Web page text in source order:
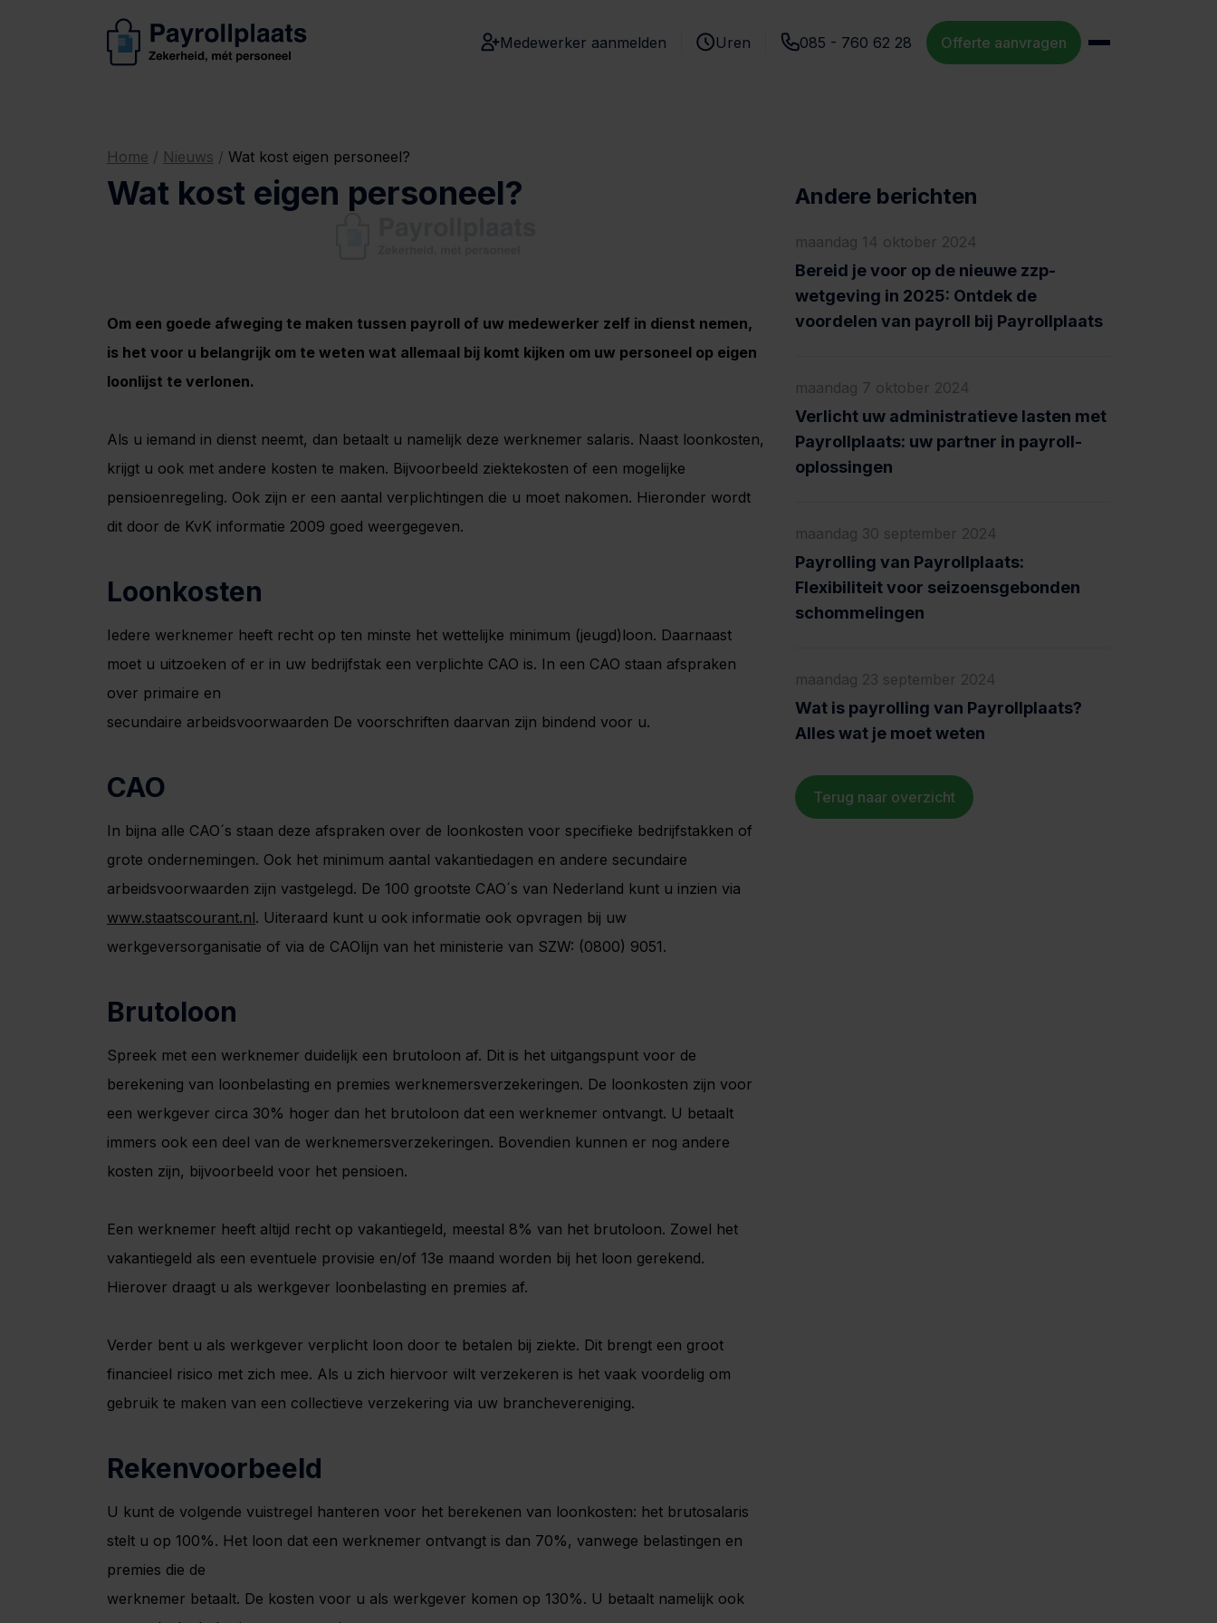
Medewerker aanmelden Uren 085 - 760 62 28 Offerte aanvragen
Home / Nieuws / Wat kost eigen personeel?
Wat kost eigen personeel?
Om een goede afweging te maken tussen payroll of uw medewerker zelf in dienst nemen,
is het voor u belangrijk om te weten wat allemaal bij komt kijken om uw personeel op eigen
loonlijst te verlonen.
Als u iemand in dienst neemt, dan betaalt u namelijk deze werknemer salaris. Naast loonkosten,
krijgt u ook met andere kosten te maken. Bijvoorbeeld ziektekosten of een mogelijke
pensioenregeling. Ook zijn er een aantal verplichtingen die u moet nakomen. Hieronder wordt
dit door de KvK informatie 2009 goed weergegeven.
Loonkosten
Iedere werknemer heeft recht op ten minste het wettelijke minimum (jeugd)loon. Daarnaast
moet u uitzoeken of er in uw bedrijfstak een verplichte CAO is. In een CAO staan afspraken
over primaire en
secundaire arbeidsvoorwaarden De voorschriften daarvan zijn bindend voor u.
CAO
In bijna alle CAO´s staan deze afspraken over de loonkosten voor specifieke bedrijfstakken of
grote ondernemingen. Ook het minimum aantal vakantiedagen en andere secundaire
arbeidsvoorwaarden zijn vastgelegd. De 100 grootste CAO´s van Nederland kunt u inzien via
www.staatscourant.nl. Uiteraard kunt u ook informatie ook opvragen bij uw
werkgeversorganisatie of via de CAOlijn van het ministerie van SZW: (0800) 9051.
Brutoloon
Spreek met een werknemer duidelijk een brutoloon af. Dit is het uitgangspunt voor de
berekening van loonbelasting en premies werknemersverzekeringen. De loonkosten zijn voor
een werkgever circa 30% hoger dan het brutoloon dat een werknemer ontvangt. U betaalt
immers ook een deel van de werknemersverzekeringen. Bovendien kunnen er nog andere
kosten zijn, bijvoorbeeld voor het pensioen.
Een werknemer heeft altijd recht op vakantiegeld, meestal 8% van het brutoloon. Zowel het
vakantiegeld als een eventuele provisie en/of 13e maand worden bij het loon gerekend.
Hierover draagt u als werkgever loonbelasting en premies af.
Verder bent u als werkgever verplicht loon door te betalen bij ziekte. Dit brengt een groot
financieel risico met zich mee. Als u zich hiervoor wilt verzekeren is het vaak voordelig om
gebruik te maken van een collectieve verzekering via uw branchevereniging.
Rekenvoorbeeld
U kunt de volgende vuistregel hanteren voor het berekenen van loonkosten: het brutosalaris
stelt u op 100%. Het loon dat een werknemer ontvangt is dan 70%, vanwege belastingen en
premies die de
werknemer betaalt. De kosten voor u als werkgever komen op 130%. U betaalt namelijk ook
Andere berichten
maandag 14 oktober 2024
Bereid je voor op de nieuwe zzp-
wetgeving in 2025: Ontdek de
voordelen van payroll bij Payrollplaats
maandag 7 oktober 2024
Verlicht uw administratieve lasten met
Payrollplaats: uw partner in payroll-
oplossingen
maandag 30 september 2024
Payrolling van Payrollplaats:
Flexibiliteit voor seizoensgebonden
schommelingen
maandag 23 september 2024
Wat is payrolling van Payrollplaats?
Alles wat je moet weten
Terug naar overzicht